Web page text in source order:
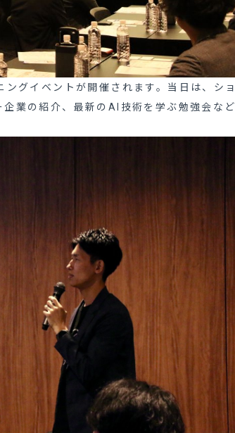
グイベントが開催されます。当日は、ショ
業の紹介、最新のAI技術を学ぶ勉強会など